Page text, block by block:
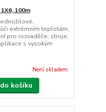
100m
extrémním teplotám,
pro rozvaděče, stroje,
s vysokým
Není skladem
košíku